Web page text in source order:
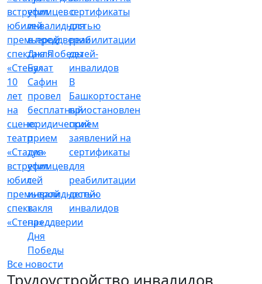
10
лет
на
сцене:
театр
«Статус»
встретил
юбилей
премьерой
спектакля
«Стена»
Булат
Сафин
провел
бесплатный
юридический
прием
для
уфимцев
с
инвалидностью
в
преддверии
Дня
Победы
В
Башкортостане
приостановлен
прием
заявлений на
сертификаты
для
реабилитации
детей-
инвалидов
Все новости
Трудоустройство инвалидов